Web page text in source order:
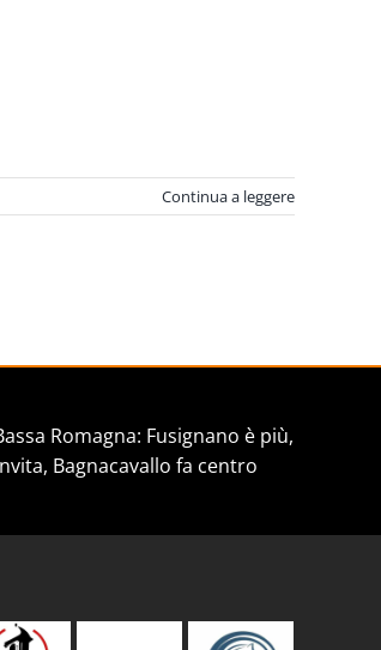
Continua a leggere
Romagna: Fusignano è più,
Bagnacavallo fa centro